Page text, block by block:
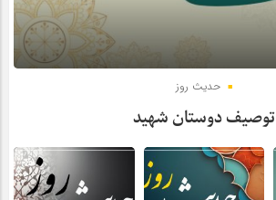
حدیث روز
توصیف دوستان شهید